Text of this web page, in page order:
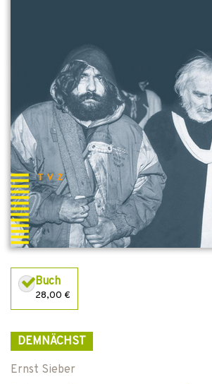
Buch
28,00 €
DEMNÄCHST
Ernst Sieber